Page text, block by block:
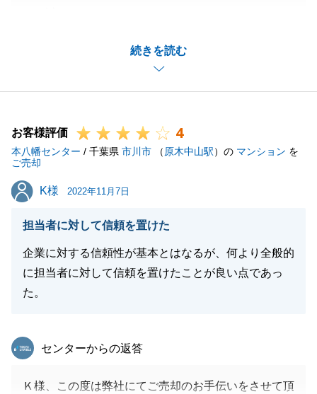
続きを読む
ご売却までに少しお時間を頂きましたが、とても素敵
な不動産ですので、よりご納得・ご満足頂ける条件に
私自身も本当に想い入れの強い不動産でした。
少し寂しさもありますが、今後も不動産売買に関らず
何かお困りの事があれば一生涯のお付き合いをさせて
頂きたいと思っております。
す。
お客様評価 4
本八幡センター / 千葉県 市川市 （ 原木中山駅）の マンション を
ご売却
K様
K様 2022年11月7日
担当者に対して信頼を置けた
企業に対する信頼性が基本とはなるが、何より全般的
に担当者に対して信頼を置けたことが良い点であっ
た。
東急リバブル
センターからの返答
Ｋ様、この度は弊社にてご売却のお手伝いをさせて頂